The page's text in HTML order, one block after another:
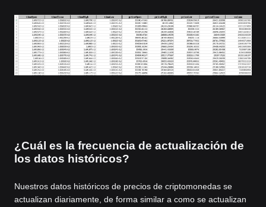
¿Cuál es la frecuencia de actualización de
los datos históricos?
Nuestros datos históricos de precios de criptomonedas se
actualizan diariamente, de forma similar a como se actualizan